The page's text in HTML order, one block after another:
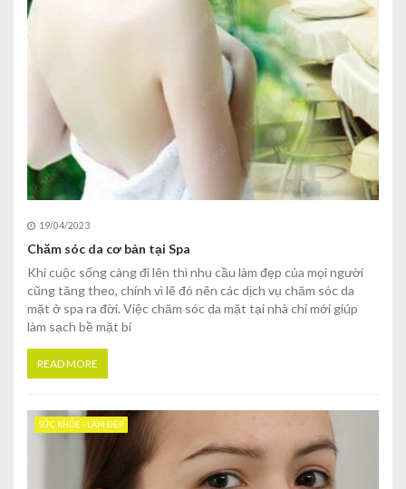
19/04/2023
Chăm sóc da cơ bản tại Spa
Khi cuộc sống càng đi lên thì nhu cầu làm đẹp của mọi người
cũng tăng theo, chính vì lẽ đó nên các dịch vụ chăm sóc da
mặt ở spa ra đời. Việc chăm sóc da mặt tại nhà chỉ mới giúp
làm sạch bề mặt bi
READ MORE
SỨC KHỎE - LÀM ĐẸP